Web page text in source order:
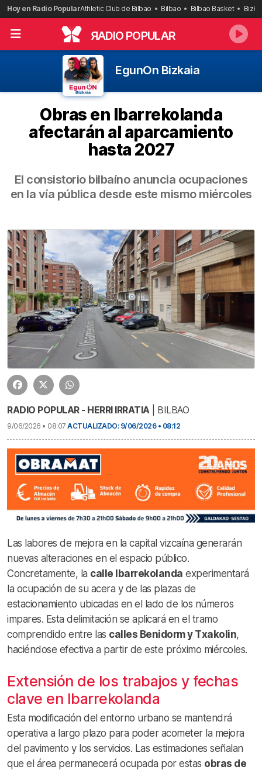
Saltar
al
contenido
Hoy en Radio PopularAthletic Club de Bilbao Bilbao Bilbao Basket
RADIO POPULAR
EgunOn Bizkaia
Obras en Ibarrekolanda
afectarán al aparcamiento
hasta 2027
El consistorio bilbaíno anuncia ocupaciones
en la vía pública desde este mismo miércoles
RADIO POPULAR - HERRI IRRATIA| BILBAO
9/06/2026 • 08:07 ACTUALIZADO: 9/06/2026 • 08:12
Las labores de mejora en la capital vizcaína generarán
nuevas alteraciones en el espacio público.
Concretamente, la calle Ibarrekolanda experimentará
la ocupación de su acera y de las plazas de
estacionamiento ubicadas en el lado de los números
impares. Esta delimitación se aplicará en el tramo
comprendido entre las calles Benidorm y Txakolin,
haciéndose efectiva a partir de este próximo miércoles.
Extensión de los trabajos y fechas
clave en Ibarrekolanda
Esta modificación del entorno urbano se mantendrá
operativa a largo plazo para poder acometer la mejora
del pavimento y los servicios. Las estimaciones señalan
que el área permanecerá ocupada por estas obras de